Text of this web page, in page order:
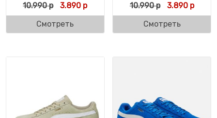
10.990р Первоначальная цена составляла 10.990
3.890 рТекущая цена: 3.890 р.
Смотреть
10.990р 3.890р
Смотреть